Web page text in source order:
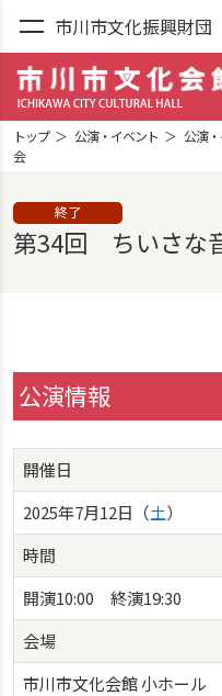
市川市文化振興財団
トップ 公演・イベント 公演
会
終了
第34回 ちいさな
公演情報
開催日
2025年7月12日（土）
時間
開演10:00 終演19:30
会場
市川市文化会館 小ホール